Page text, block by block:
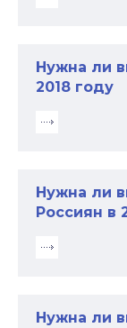
Нужна ли
2018 году
Нужна ли
Россиян в
Нужна ли